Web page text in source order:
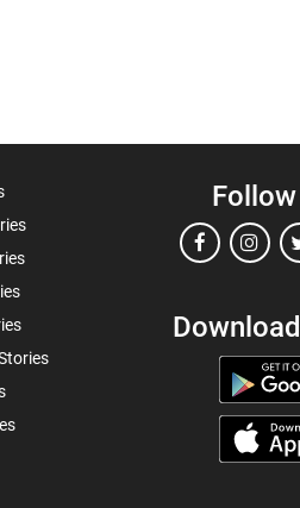
Follow